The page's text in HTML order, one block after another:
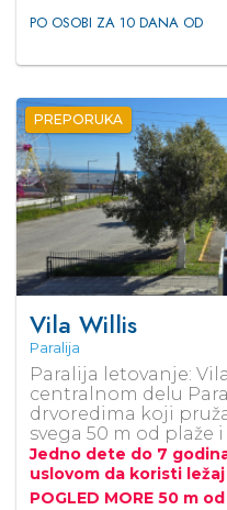
PO OSOBI ZA 10 DANA OD
PREPORUKA
Vila Willis
Paralija
Paralija letovanje:
centralnom delu
drvoredima koji
svega 50 m od plaže i
Jedno dete do 7
uslovom da koristi
POGLED MORE 50 m